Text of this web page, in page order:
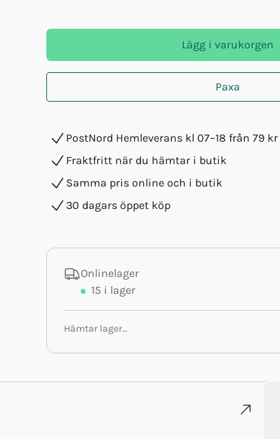
Lägg i varukorgen
Paxa
PostNord Hemleverans kl 07–18 från 79 kr
Fraktfritt när du hämtar i butik
Samma pris online och i butik
30 dagars öppet köp
Onlinelager
15 i lager
Hämtar lager…